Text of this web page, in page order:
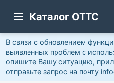
Каталог ОТТС
В связи с обновлением
выявленных проблем с
опишите Вашу ситуацию,
отправьте запрос на почту